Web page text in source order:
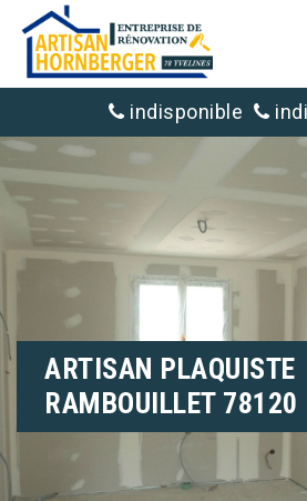
indisponible
ARTISAN PLAQUISTE
RAMBOUILLET 78120